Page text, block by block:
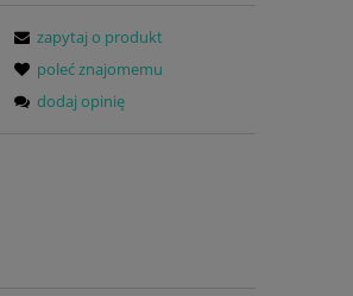
zapytaj o produkt
poleć znajomemu
dodaj opinię